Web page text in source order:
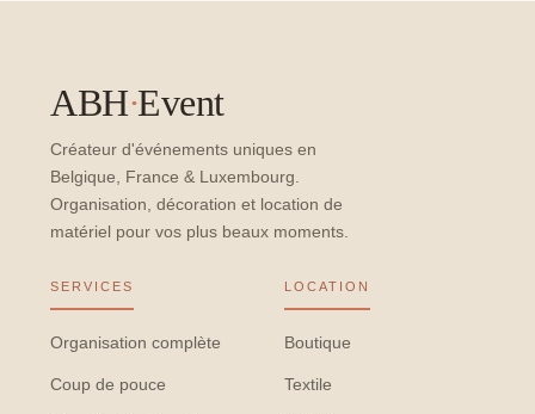
ABH·Event
Créateur d'événements uniques en
Belgique, France & Luxembourg.
Organisation, décoration et location de
matériel pour vos plus beaux moments.
SERVICES
Organisation complète
Coup de pouce
LOCATION
Boutique
Textile